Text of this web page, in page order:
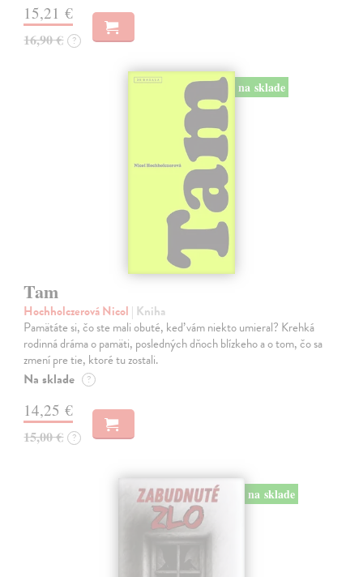
15,21 €
16,90 € ?
na sklade
Tam
Hochholczerová Nicol | Kniha
Pamätáte si, čo ste mali obuté, keď vám niekto umieral? Krehká
rodinná dráma o pamäti, posledných dňoch blízkeho a o tom, čo sa
zmení pre tie, ktoré tu zostali.
Na sklade ?
14,25 €
15,00 € ?
na sklade